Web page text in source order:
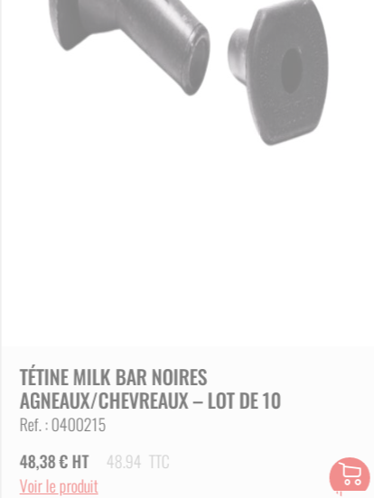
TÉTINE MILK BAR NOIRES
AGNEAUX/CHEVREAUX – LOT DE 10
Ref. :0400215
48,38€HT 48.94TTC
Voir le produit
Ajouter